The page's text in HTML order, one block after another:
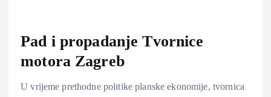
Pad i propadanje Tvornice
motora Zagreb
U vrijeme prethodne politike planske ekonomije, tvornica